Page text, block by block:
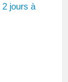
2 jours à